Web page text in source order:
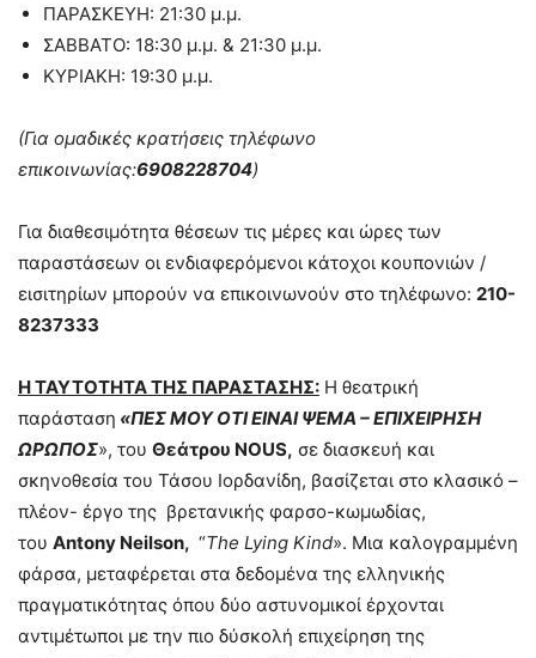
ΠΑΡΑΣΚΕΥΗ: 21:30 μ.μ.
ΣΑΒΒΑΤΟ: 18:30 μ.μ. & 21:30 μ.μ.
ΚΥΡΙΑΚΗ: 19:30 μ.μ.
(Για ομαδικές κρατήσεις τηλέφωνο
επικοινωνίας:6908228704)
Για διαθεσιμότητα θέσεων τις μέρες και ώρες των
παραστάσεων οι ενδιαφερόμενοι κάτοχοι κουπονιών /
εισιτηρίων μπορούν να επικοινωνούν στο τηλέφωνο: 210-
8237333
Η ΤΑΥΤΟΤΗΤΑ ΤΗΣ ΠΑΡΑΣΤΑΣΗΣ: Η θεατρική
παράσταση «ΠΕΣ ΜΟΥ ΟΤΙ ΕΙΝΑΙ ΨΕΜΑ – ΕΠΙΧΕΙΡΗΣΗ
ΩΡΩΠΟΣ», του Θεάτρου NOUS, σε διασκευή και
σκηνοθεσία του Τάσου Ιορδανίδη, βασίζεται στο κλασικό –
πλέον- έργο της βρετανικής φαρσο-κωμωδίας,
του Antony Neilson, “The Lying Kind». Μια καλογραμμένη
φάρσα, μεταφέρεται στα δεδομένα της ελληνικής
πραγματικότητας όπου δύο αστυνομικοί έρχονται
αντιμέτωποι με την πιο δύσκολή επιχείρηση της